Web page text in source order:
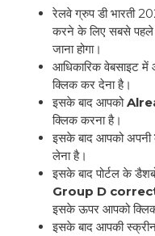
रेलवे ग्रुप डी भारती
करने के लिए सबसे पहले
जाना होगा।
आधिकारिक वेबसाइट
क्लिक कर देना है।
इसके बाद आपको
क्लिक करना है।
इसके बाद आपको अपनी
लेना है।
इसके बाद पोर्टल के
Group D
इसके ऊपर आपको
इसके बाद आपकी